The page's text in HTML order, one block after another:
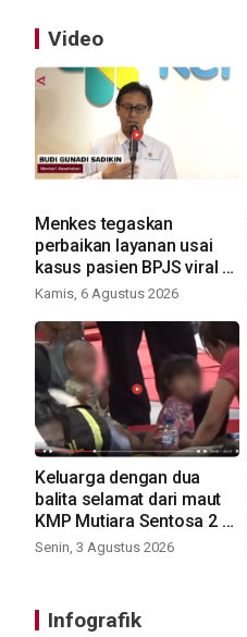
Video
Menkes tegaskan
perbaikan layanan usai
kasus pasien BPJS viral -
VIDEO
Kamis, 6 Agustus 2026
Keluarga dengan dua
balita selamat dari maut
KMP Mutiara Sentosa 2 -
VIDEO
Senin, 3 Agustus 2026
Infografik